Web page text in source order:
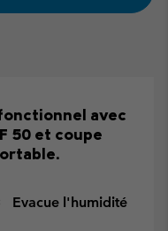
avec
50 et coupe
Evacue l'humidité